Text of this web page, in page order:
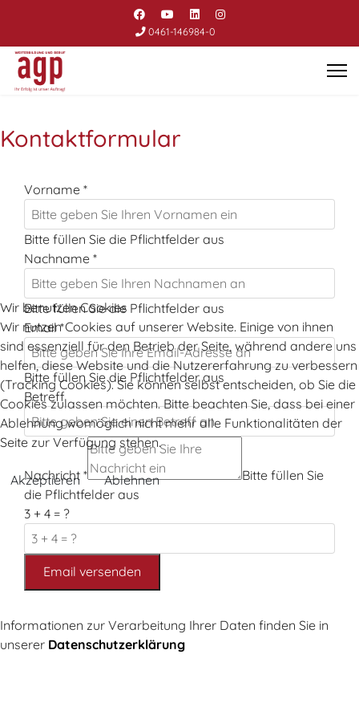
0461-146984-0
Kontaktformular
Vorname *
Bitte füllen Sie die Pflichtfelder aus
Nachname *
Bitte füllen Sie die Pflichtfelder aus
Email*
Bitte füllen Sie die Pflichtfelder aus
Betreff
Nachricht *
Bitte füllen Sie
die Pflichtfelder aus
3 + 4 = ?
Email versenden
Informationen zur Verarbeitung Ihrer Daten finden Sie in
unserer Datenschutzerklärung
Wir benutzen Cookies
Wir nutzen Cookies auf unserer Website. Einige von ihnen
sind essenziell für den Betrieb der Seite, während andere uns
helfen, diese Website und die Nutzererfahrung zu verbessern
(Tracking Cookies). Sie können selbst entscheiden, ob Sie die
Cookies zulassen möchten. Bitte beachten Sie, dass bei einer
Ablehnung womöglich nicht mehr alle Funktionalitäten der
Seite zur Verfügung stehen.
Akzeptieren Ablehnen